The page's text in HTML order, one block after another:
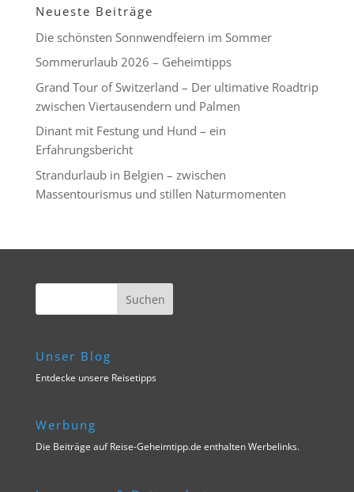
Neueste Beiträge
Die schönsten Sonnwendfeiern im Sommer
Sommerurlaub 2026 – Geheimtipps
Grand Tour of Switzerland – Der ultimative Roadtrip
zwischen Viertausendern und Palmen
Dinant mit Festung und Hund – ein
Erfahrungsbericht
Strandurlaub in Belgien – zwischen
Massentourismus und stillen Naturmomenten
Unser Blog
Entdecke unsere Reisetipps
Werbung
Die Beiträge auf Reise-Geheimtipp.de enthalten Werbelinks.